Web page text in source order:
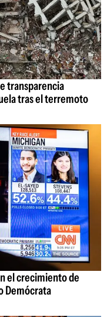
transparencia
tras el terremoto
el crecimiento de
Demócrata